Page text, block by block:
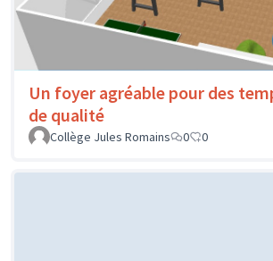
Un foyer agréable pour des
de qualité
Collège Jules Romains
0 0